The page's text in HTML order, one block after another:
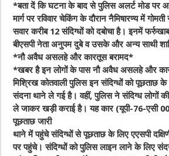
*बता दें कि घटना के बाद से पुलिस अलर्ट मोड पर
मार्ग पर रविवार चेकिंग के दौरान नैमिषारण्य में
सवार करीब 12 संदिग्धों को दबोचा है। इनमें
बीएसपी नेता अनुपम दुबे व उसके और अन्य साथी
*नौ अवैध असलहे और कारतूस बरामद*
*खबर है इन लोगों के पास नौ अवैध असलहे और
मिश्रिख कोतवाली पुलिस इन संदिग्धों को पूछताछ
संदना थाने ले गई है। वहीं, पुलिस ने संदिग्ध लोगों
ले जाकर खड़ी कराई है। यह कार (यूपी-76-एसी
पूछताछ जारी
थाने में पहुंचे संदिग्धों से पूछताछ के लिए एएसपी
पर पहुंचे। संदिग्धों को पुलिस लाइन लाने के लिए